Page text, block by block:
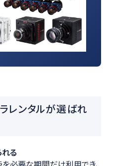
レンタルが選ばれ
る